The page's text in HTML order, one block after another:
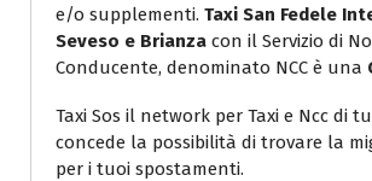
e/o supplementi. Taxi San Fedele
Seveso e Brianza con il Servizio di
Conducente, denominato NCC è una
Taxi Sos il network per Taxi e Ncc di
concede la possibilità di trovare la
per i tuoi spostamenti.